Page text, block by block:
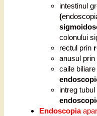
intestinul
(
colonului
rectul prin
anusul prin
caile
intreg
Endoscopia